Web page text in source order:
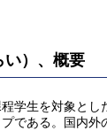
い）、概要
学生を対象とし
である。国内外